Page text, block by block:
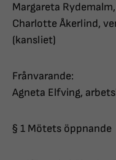
Margareta
Charlotte Åkerlind,
(kansliet)
Frånvarande:
Agneta Elfving,
§ 1 Mötets öppnande